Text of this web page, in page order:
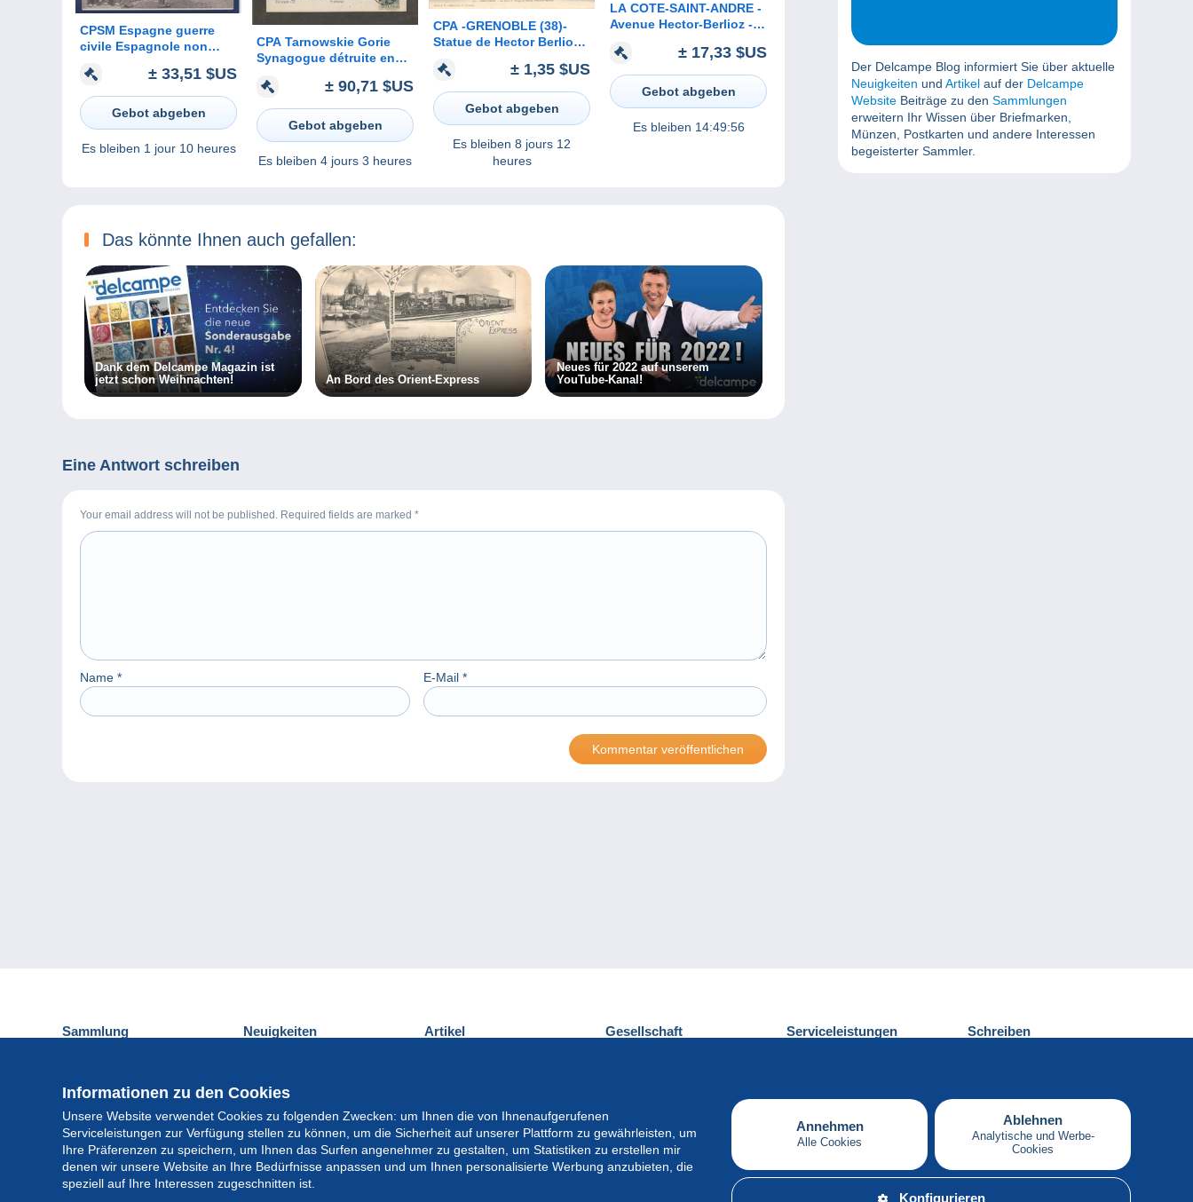
CPSM Espagne guerre
civile Espagnole non
± 33,51 $US
Gebot abgeben
Es bleiben 1 jour 10 heures
CPA Tarnowskie Gorie
Synagogue détruite en
± 90,71 $US
Gebot abgeben
Es bleiben 4 jours 3 heures
CPA -GRENOBLE (38)-
Statue de Hector Berlioz
± 1,35 $US
Gebot abgeben
Es bleiben 8 jours 12
heures
LA COTE-SAINT-ANDRE -
Avenue Hector-Berlioz -
± 17,33 $US
Gebot abgeben
Es bleiben 14:49:56
Das könnte Ihnen auch gefallen:
Dank dem Delcampe Magazin ist
jetzt schon Weihnachten!
An Bord des Orient-Express
Neues für 2022 auf unserem
YouTube-Kanal!
Eine Antwort schreiben
Your email address will not be published. Required fields are marked *
Name * E-Mail *
Der Delcampe Blog informiert Sie über aktuelle
Neuigkeiten und Artikel auf der Delcampe
Website Beiträge zu den Sammlungen
erweitern Ihr Wissen über Briefmarken,
Münzen, Postkarten und andere Interessen
begeisterter Sammler.
Informationen zu den Cookies
Unsere Website verwendet Cookies zu folgenden Zwecken: um Ihnen die von Ihnenaufgerufenen
Serviceleistungen zur Verfügung stellen zu können, um die Sicherheit auf unserer Plattform zu gewährleisten, um
Ihre Präferenzen zu speichern, um Ihnen das Surfen angenehmer zu gestalten, um Statistiken zu erstellen mir
denen wir unsere Website an Ihre Bedürfnisse anpassen und um Ihnen personalisierte Werbung anzubieten, die
speziell auf Ihre Interessen zugeschnitten ist.
Annehmen
Alle Cookies
Ablehnen
Analytische und Werbe-
Cookies
Konfigurieren
Sammlung
Münzen und Banknoten
Andere Sammlungen
Neuigkeiten Artikel Gesellschaft Serviceleistungen Schreiben